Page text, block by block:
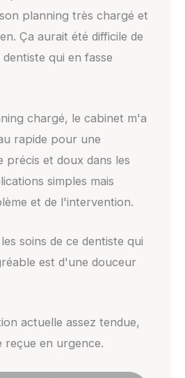
planning très chargé et
Ça aurait été difficile de
qui en fasse
chargé, le cabinet m'a
rapide pour une
précis et doux dans les
simples mais
et de l'intervention.
soins de ce dentiste qui
est d'une douceur
actuelle assez tendue,
reçue en urgence.